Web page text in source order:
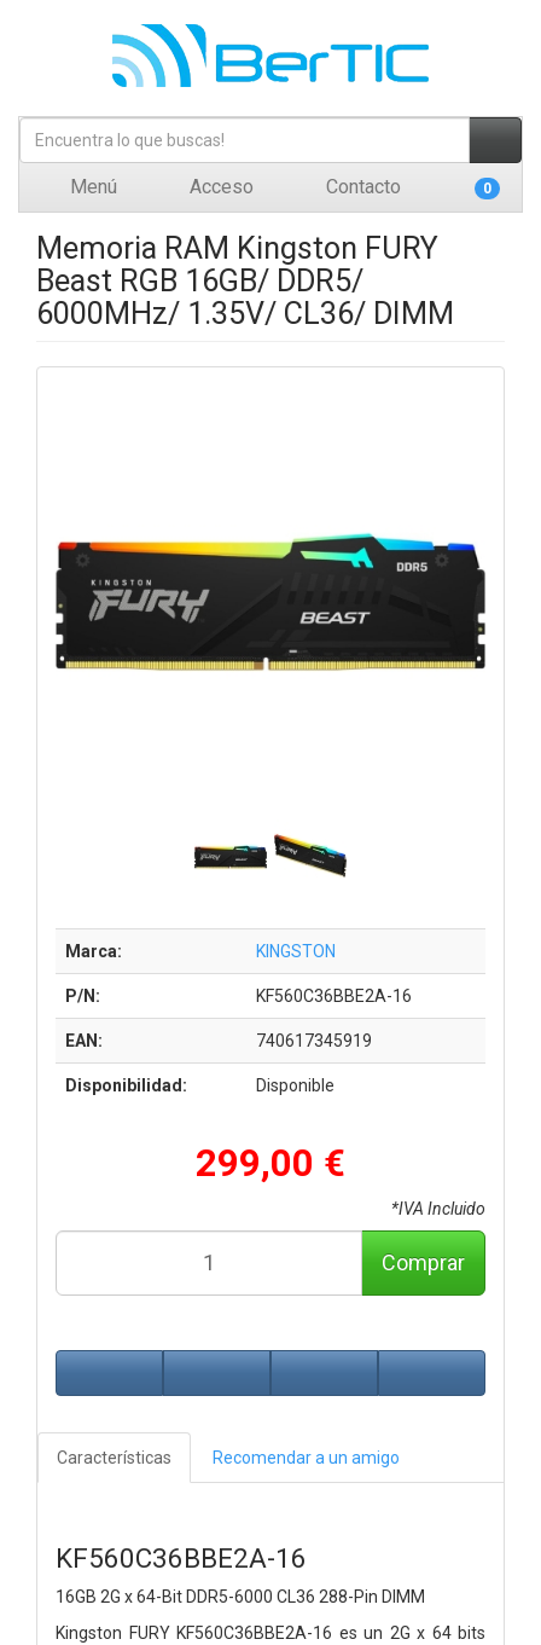
Menú Acceso Contacto 0
Memoria RAM Kingston FURY
Beast RGB 16GB/ DDR5/
6000MHz/ 1.35V/ CL36/ DIMM
Marca: KINGSTON
P/N: KF560C36BBE2A-16
EAN: 740617345919
Disponibilidad: Disponible
299,00 €
*IVA Incluido
Comprar
Características Recomendar a un amigo
KF560C36BBE2A-16
16GB 2G x 64-Bit DDR5-6000 CL36 288-Pin DIMM
Kingston FURY KF560C36BBE2A-16 es un 2G x 64 bits